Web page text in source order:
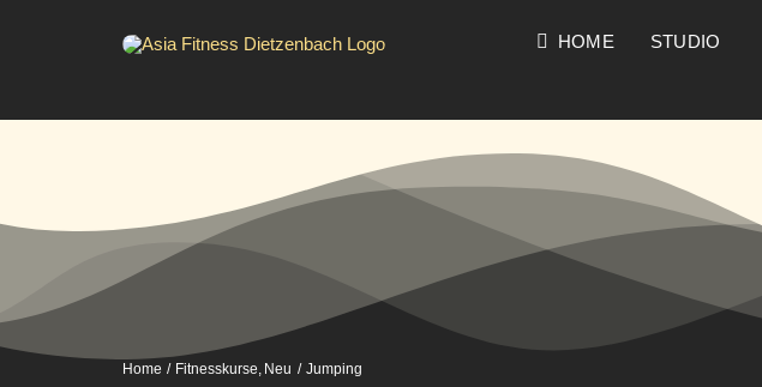
HOME STUDIO
Home Fitnesskurse Neu Jumping